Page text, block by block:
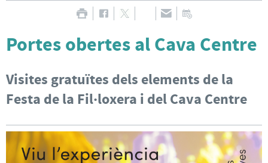
Portes obertes al Cava Centre
Visites gratuïtes dels elements de la
Festa de la Fil·loxera i del Cava Centre